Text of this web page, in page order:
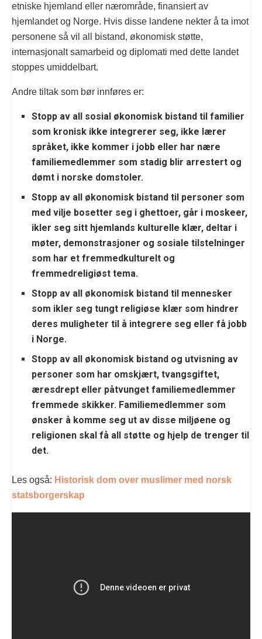
etniske hjemland eller nærområde, finansiert av
hjemlandet og Norge. Hvis disse landene nekter å ta imot
personene så vil all bistand, økonomisk støtte,
internasjonalt samarbeid og diplomati med dette landet
stoppes umiddelbart.
Andre tiltak som bør innføres er:
Stopp av all sosial økonomisk bistand til familier
som kronisk ikke integrerer seg, ikke lærer
språket, ikke kommer i jobb eller har nære
familiemedlemmer som stadig blir arrestert og
dømt i norske domstoler.
Stopp av all økonomisk bistand til personer som
med vilje bosetter seg i ghettoer, går i moskeer,
ikler seg sitt hjemlands kulturelle klær, deltar i
møter, demonstrasjoner og sosiale tilstelninger
som har et fremmedkulturelt og
fremmedreligiøst tema.
Stopp av all økonomisk bistand til mennesker
som ikler seg tungt religiøse klær som hindrer
deres muligheter til å integrere seg eller få jobb
i Norge.
Stopp av all økonomisk bistand og utvisning av
personer som har omskjært, tvangsgiftet,
æresdrept eller påtvunget familiemedlemmer
fremmede skikker. Familiemedlemmer som
ønsker å komme seg ut av disse miljøene og
religionen skal få all støtte og hjelp de trenger til
det.
Les også: Historisk dom over muslimer med norsk
statsborgerskap